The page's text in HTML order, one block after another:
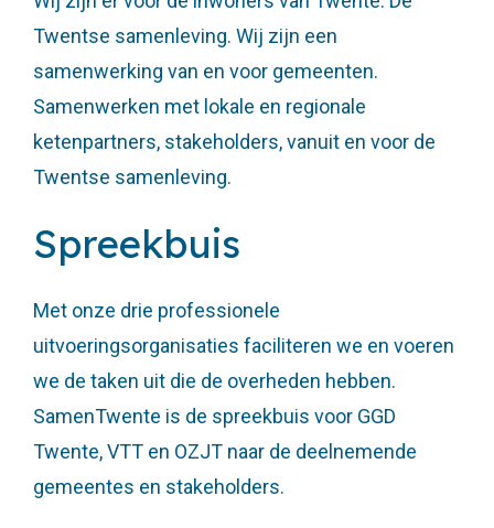
Twentse samenleving. Wij zijn een
samenwerking van en voor gemeenten.
Samenwerken met lokale en regionale
ketenpartners, stakeholders, vanuit en voor de
Twentse samenleving.
Spreekbuis
Met onze drie professionele
uitvoeringsorganisaties faciliteren we en voeren
we de taken uit die de overheden hebben.
SamenTwente is de spreekbuis voor GGD
Twente, VTT en OZJT naar de deelnemende
gemeentes en stakeholders.